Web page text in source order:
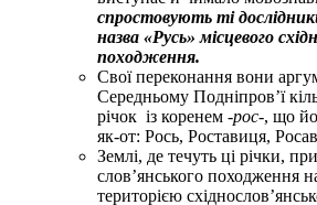
спростовують ті
назва «Русь» місцевого
походження.
Свої переконання вони
Середньому Подніпров’ї
річок із коренем -рос-, що
як-от: Рось, Роставиця,
Землі, де течуть ці річки,
слов’янського походження
територією